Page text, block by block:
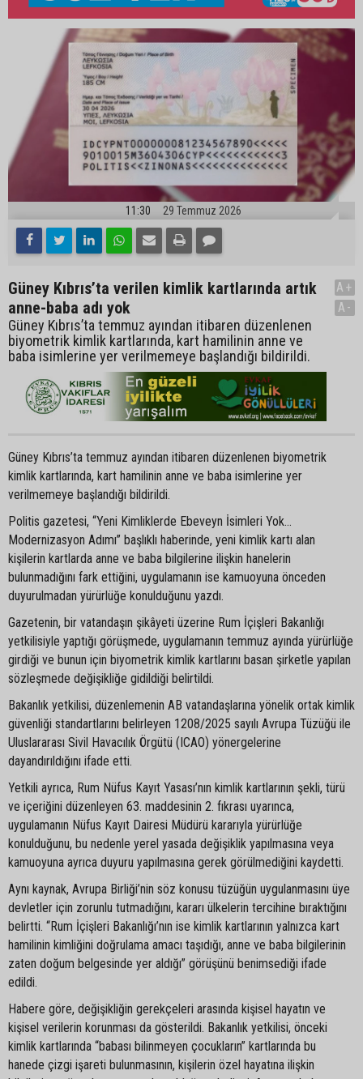
11:30 29 Temmuz 2026
Güney Kıbrıs’ta verilen kimlik kartlarında artık
anne-baba adı yok
Güney Kıbrıs’ta temmuz ayından itibaren düzenlenen
biyometrik kimlik kartlarında, kart hamilinin anne ve
baba isimlerine yer verilmemeye başlandığı bildirildi.
A+
A-
Güney Kıbrıs’ta temmuz ayından itibaren düzenlenen biyometrik
kimlik kartlarında, kart hamilinin anne ve baba isimlerine yer
verilmemeye başlandığı bildirildi.
Politis gazetesi, “Yeni Kimliklerde Ebeveyn İsimleri Yok…
Modernizasyon Adımı” başlıklı haberinde, yeni kimlik kartı alan
kişilerin kartlarda anne ve baba bilgilerine ilişkin hanelerin
bulunmadığını fark ettiğini, uygulamanın ise kamuoyuna önceden
duyurulmadan yürürlüğe konulduğunu yazdı.
Gazetenin, bir vatandaşın şikâyeti üzerine Rum İçişleri Bakanlığı
yetkilisiyle yaptığı görüşmede, uygulamanın temmuz ayında yürürlüğe
girdiği ve bunun için biyometrik kimlik kartlarını basan şirketle yapılan
sözleşmede değişikliğe gidildiği belirtildi.
Bakanlık yetkilisi, düzenlemenin AB vatandaşlarına yönelik ortak kimlik
güvenliği standartlarını belirleyen 1208/2025 sayılı Avrupa Tüzüğü ile
Uluslararası Sivil Havacılık Örgütü (ICAO) yönergelerine
dayandırıldığını ifade etti.
Yetkili ayrıca, Rum Nüfus Kayıt Yasası’nın kimlik kartlarının şekli, türü
ve içeriğini düzenleyen 63. maddesinin 2. fıkrası uyarınca,
uygulamanın Nüfus Kayıt Dairesi Müdürü kararıyla yürürlüğe
konulduğunu, bu nedenle yerel yasada değişiklik yapılmasına veya
kamuoyuna ayrıca duyuru yapılmasına gerek görülmediğini kaydetti.
Aynı kaynak, Avrupa Birliği’nin söz konusu tüzüğün uygulanmasını üye
devletler için zorunlu tutmadığını, kararı ülkelerin tercihine bıraktığını
belirtti. “Rum İçişleri Bakanlığı’nın ise kimlik kartlarının yalnızca kart
hamilinin kimliğini doğrulama amacı taşıdığı, anne ve baba bilgilerinin
zaten doğum belgesinde yer aldığı” görüşünü benimsediği ifade
edildi.
Habere göre, değişikliğin gerekçeleri arasında kişisel hayatın ve
kişisel verilerin korunması da gösterildi. Bakanlık yetkilisi, önceki
kimlik kartlarında “babası bilinmeyen çocukların” kartlarında bu
hanede çizgi işareti bulunmasının, kişilerin özel hayatına ilişkin